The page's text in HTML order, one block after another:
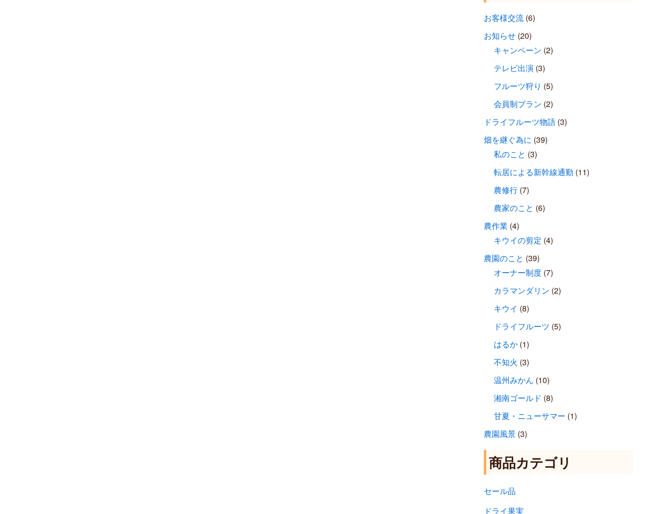
お客様交流 (6)
お知らせ (20)
キャンペーン (2)
テレビ出演 (3)
フルーツ狩り (5)
会員制プラン (2)
ドライフルーツ物語 (3)
畑を継ぐ為に (39)
私のこと (3)
転居による新幹線通勤 (11)
農修行 (7)
農家のこと (6)
農作業 (4)
キウイの剪定 (4)
農園のこと (39)
オーナー制度 (7)
カラマンダリン (2)
キウイ (8)
ドライフルーツ (5)
はるか (1)
不知火 (3)
温州みかん (10)
湘南ゴールド (8)
甘夏・ニューサマー (1)
農園風景 (3)
商品カテゴリ
セール品
ドライ果実